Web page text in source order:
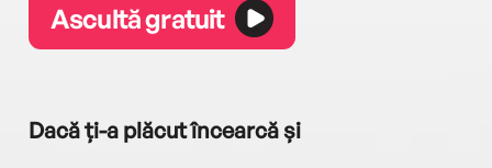
Ascultă gratuit
Dacă ți-a plăcut încearcă și